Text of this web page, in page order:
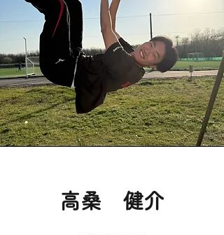
​高桑 健介